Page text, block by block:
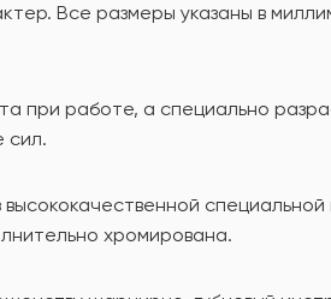
Все размеры указаны в
при работе, а специально
сил.
хромирована.